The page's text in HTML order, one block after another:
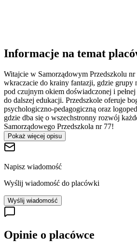
Informacje na temat
Witajcie w Samorządowym Przedszkolu nr
wkraczacie do krainy fantazji, gdzie grupy
pod czujnym okiem doświadczonej i
do dalszej edukacji. Przedszkole oferuje
psychologiczno-pedagogiczną oraz
gdzie dba się o wszechstronny rozwój
Samorządowego Przedszkola nr 77!
Pokaż więcej opisu
Napisz wiadomość
Wyślij wiadomość do placówki
Wyślij wiadomość
Opinie o placówce